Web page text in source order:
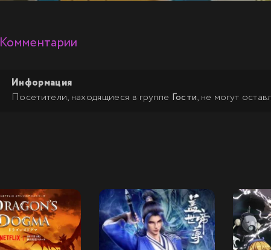
Комментарии
Информация
Посетители, находящиеся в группе Гости, не могут